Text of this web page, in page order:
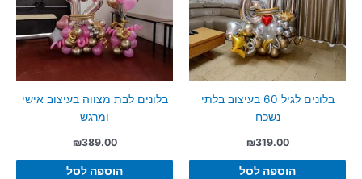
בלונים לגיל 60 בעיצוב בלתי
נשכח
₪319.00
הוספה לסל
בלונים לבת מצווה בעיצוב אישי
ומרגש
₪389.00
הוספה לסל